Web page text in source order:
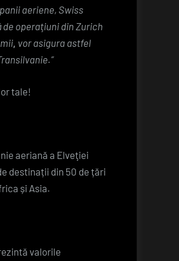
aeriene, Swiss
operaţiuni din Zurich
, vor asigura astfel
tale!
aeriană a Elveţiei
destinații din 50 de țări
și Asia.
valorile